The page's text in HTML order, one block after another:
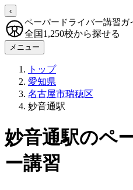
‹
ペーパードライバー講習ガ
全国1,250校から探せる
メニュー
トップ
愛知県
名古屋市瑞穂区
妙音通駅
妙音通駅のペ
ー講習